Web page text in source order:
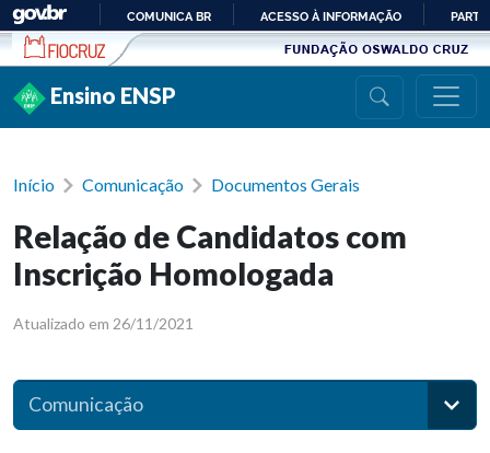
Ir para conteúdo
PARA
COMUNICA BR ACESSO À INFORMAÇÃO
Ensino ENSP
Início Comunicação Documentos Gerais
Relação de Candidatos com
Inscrição Homologada
Atualizado em 26/11/2021
Comunicação